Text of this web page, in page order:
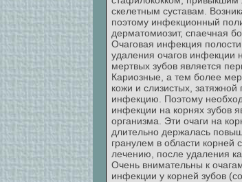
скелетным суставам.
поэтому инфекционный
дерматомиозит, спаечная
Очаговая инфекция
удаления очагов инфекции
мертвых зубов является
Кариозные, а тем более
кожи и слизистых,
инфекцию. Поэтому
инфекции на корнях зубов
организма. Эти очаги на
длительно держалась
гранулем в области
лечению, после удаления
Очень внимательны к
инфекции у корней зубов